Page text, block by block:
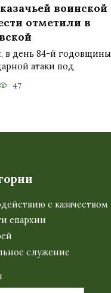
воинской
отметили в
в день 84-й годовщины
атаки под
47
с казачеством
епархии
служение